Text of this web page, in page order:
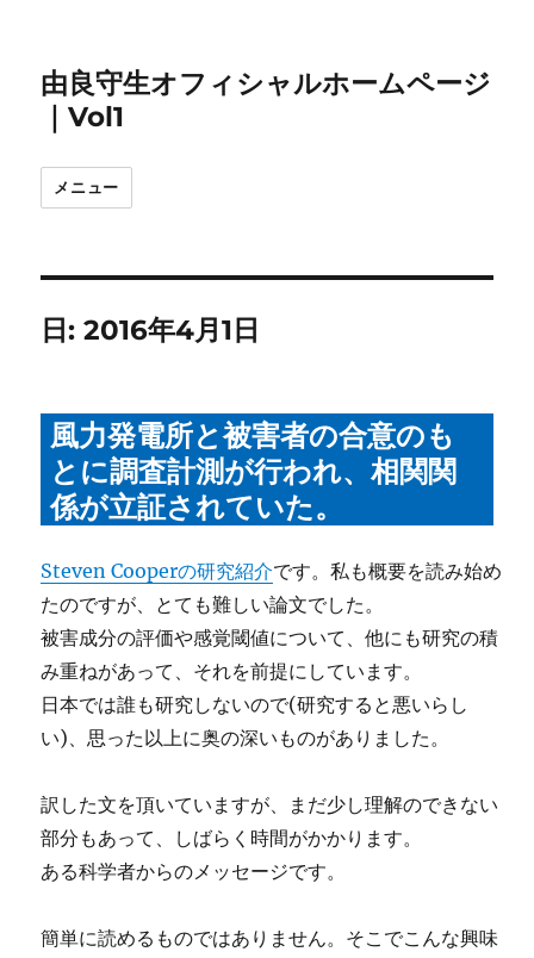
由良守生オフィシャルホームページ
｜Vol1
メニュー
日:2016年4月1日
風力発電所と被害者の合意のも
とに調査計測が行われ、相関関
係が立証されていた。
Steven Cooperの研究紹介です。私も概要を読み始め
たのですが、とても難しい論文でした。
被害成分の評価や感覚閾値について、他にも研究の積
み重ねがあって、それを前提にしています。
日本では誰も研究しないので(研究すると悪いらし
い)、思った以上に奥の深いものがありました。
訳した文を頂いていますが、まだ少し理解のできない
部分もあって、しばらく時間がかかります。
ある科学者からのメッセージです。
簡単に読めるものではありません。そこでこんな興味